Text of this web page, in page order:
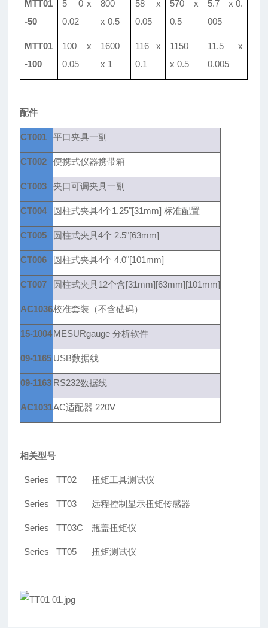
MTT01
-50
5 0 x
0.02
800
x 0.5
58 x
0.05
570 x
0.5
5.7 x 0.
005
MTT01
-100
100 x
0.05
1600
x 1
116 x
0.1
1150
x 0.5
11.5 x
0.005
配件
CT001 平口夹具一副
CT002 便携式仪器携带箱
CT003 夹口可调夹具一副
CT004 圆柱式夹具4个1.25"[31mm] 标准配置
CT005 圆柱式夹具4个 2.5"[63mm]
CT006 圆柱式夹具4个 4.0"[101mm]
CT007 圆柱式夹具12个含[31mm][63mm][101mm]
AC1036校准套装（不含砝码）
15-1004MESURgauge分析软件
09-1165 USB数据线
09-1163 RS232数据线
AC1031AC适配器 220V
相关型号
Series TT02 扭矩工具测试仪
Series TT03 远程控制显示扭矩传感器
Series TT03C 瓶盖扭矩仪
Series TT05 扭矩测试仪